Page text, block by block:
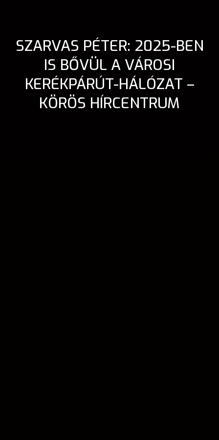
SZARVAS PÉTER: 2025-BEN
IS BŐVÜL A VÁROSI
KERÉKPÁRÚT-HÁLÓZAT –
KÖRÖS HÍRCENTRUM